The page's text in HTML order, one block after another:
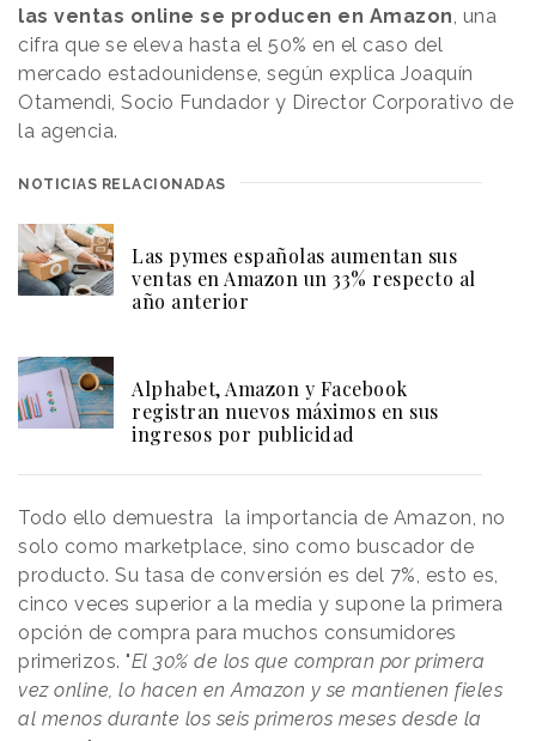
las ventas online se producen en Amazon , una
cifra que se eleva hasta el 50% en el caso del
mercado estadounidense, según explica Joaquín
Otamendi, Socio Fundador y Director Corporativo de
la agencia.
NOTICIAS RELACIONADAS
Las pymes españolas aumentan sus
ventas en Amazon un 33% respecto al
año anterior
Alphabet, Amazon y Facebook
registran nuevos máximos en sus
ingresos por publicidad
Todo ello demuestra la importancia de Amazon, no
solo como marketplace, sino como buscador de
producto. Su tasa de conversión es del 7%, esto es,
cinco veces superior a la media y supone la primera
opción de compra para muchos consumidores
primerizos. "El 30% de los que compran por primera
vez online, lo hacen en Amazon y se mantienen fieles
al menos durante los seis primeros meses desde la